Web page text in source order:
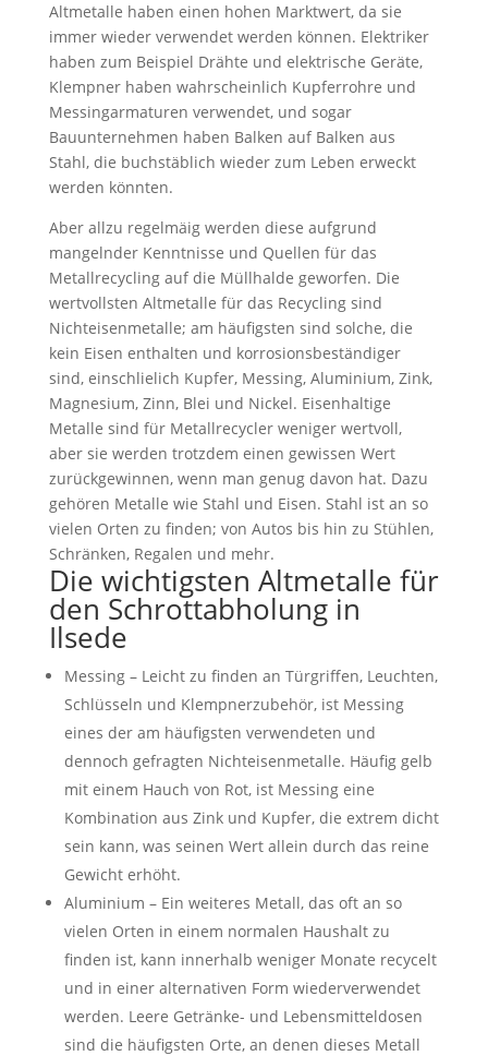
Altmetalle haben einen hohen Marktwert, da sie
immer wieder verwendet werden können. Elektriker
haben zum Beispiel Drähte und elektrische Geräte,
Klempner haben wahrscheinlich Kupferrohre und
Messingarmaturen verwendet, und sogar
Bauunternehmen haben Balken auf Balken aus
Stahl, die buchstäblich wieder zum Leben erweckt
werden könnten.
Aber allzu regelmäig werden diese aufgrund
mangelnder Kenntnisse und Quellen für das
Metallrecycling auf die Müllhalde geworfen. Die
wertvollsten Altmetalle für das Recycling sind
Nichteisenmetalle; am häufigsten sind solche, die
kein Eisen enthalten und korrosionsbeständiger
sind, einschlielich Kupfer, Messing, Aluminium, Zink,
Magnesium, Zinn, Blei und Nickel. Eisenhaltige
Metalle sind für Metallrecycler weniger wertvoll,
aber sie werden trotzdem einen gewissen Wert
zurückgewinnen, wenn man genug davon hat. Dazu
gehören Metalle wie Stahl und Eisen. Stahl ist an so
vielen Orten zu finden; von Autos bis hin zu Stühlen,
Schränken, Regalen und mehr.
Die wichtigsten Altmetalle für
den Schrottabholung in
Ilsede
Messing – Leicht zu finden an Türgriffen, Leuchten,
Schlüsseln und Klempnerzubehör, ist Messing
eines der am häufigsten verwendeten und
dennoch gefragten Nichteisenmetalle. Häufig gelb
mit einem Hauch von Rot, ist Messing eine
Kombination aus Zink und Kupfer, die extrem dicht
sein kann, was seinen Wert allein durch das reine
Gewicht erhöht.
Aluminium – Ein weiteres Metall, das oft an so
vielen Orten in einem normalen Haushalt zu
finden ist, kann innerhalb weniger Monate recycelt
und in einer alternativen Form wiederverwendet
werden. Leere Getränke- und Lebensmitteldosen
sind die häufigsten Orte, an denen dieses Metall